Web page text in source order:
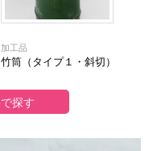
加工品
竹筒（タイプ１・斜切）